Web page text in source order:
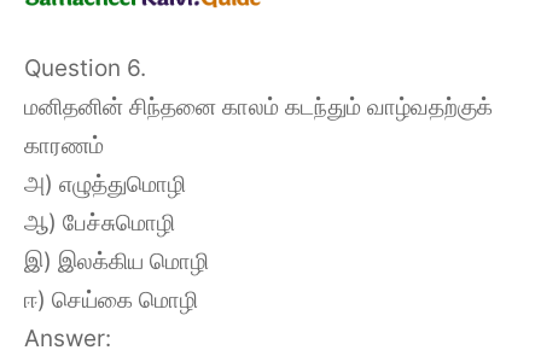
Question 6.
மனிதனின் சிந்தனை காலம் கடந்தும் வாழ்வதற்குக்
காரணம்
அ) எழுத்துமொழி
ஆ) பேச்சுமொழி
இ) இலக்கிய மொழி
ஈ) செய்கை மொழி
Answer: